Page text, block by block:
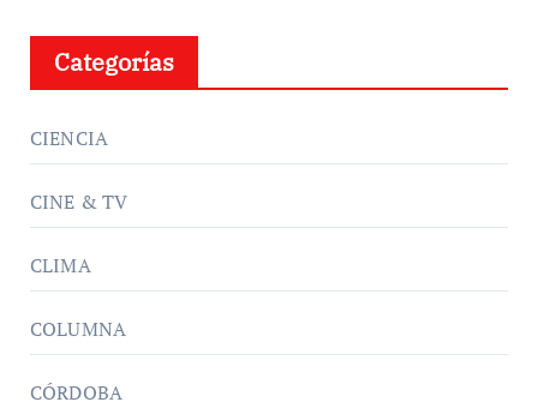
Categorías
CIENCIA
CINE & TV
CLIMA
COLUMNA
CÓRDOBA